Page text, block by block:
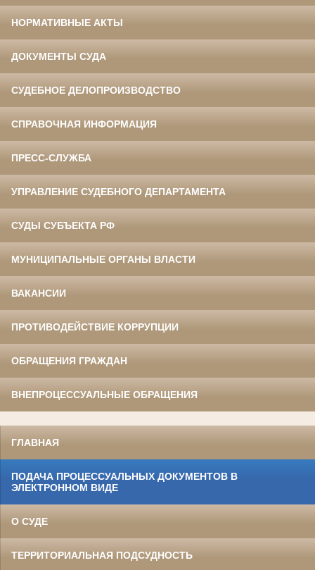
НОРМАТИВНЫЕ АКТЫ
ДОКУМЕНТЫ СУДА
СУДЕБНОЕ ДЕЛОПРОИЗВОДСТВО
СПРАВОЧНАЯ ИНФОРМАЦИЯ
ПРЕСС-СЛУЖБА
УПРАВЛЕНИЕ СУДЕБНОГО ДЕПАРТАМЕНТА
СУДЫ СУБЪЕКТА РФ
МУНИЦИПАЛЬНЫЕ ОРГАНЫ ВЛАСТИ
ВАКАНСИИ
ПРОТИВОДЕЙСТВИЕ КОРРУПЦИИ
ОБРАЩЕНИЯ ГРАЖДАН
ВНЕПРОЦЕССУАЛЬНЫЕ ОБРАЩЕНИЯ
ГЛАВНАЯ
ПОДАЧА ПРОЦЕССУАЛЬНЫХ ДОКУМЕНТОВ В
ЭЛЕКТРОННОМ ВИДЕ
О СУДЕ
ТЕРРИТОРИАЛЬНАЯ ПОДСУДНОСТЬ